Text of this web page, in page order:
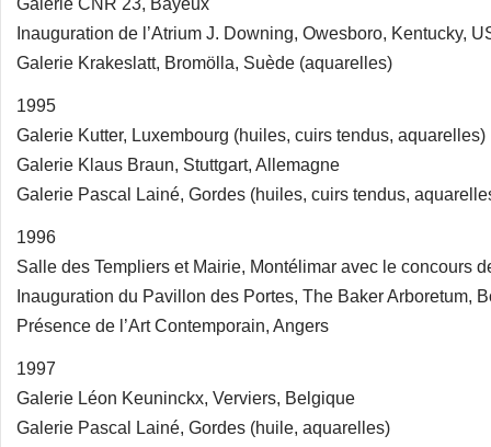
Galerie CNR 23, Bayeux
Inauguration de l’Atrium J. Downing, Owesboro, Kentucky,
Galerie Krakeslatt, Bromölla, Suède (aquarelles)
1995
Galerie Kutter, Luxembourg (huiles, cuirs tendus, aquarelles)
Galerie Klaus Braun, Stuttgart, Allemagne
Galerie Pascal Lainé, Gordes (huiles, cuirs tendus,
1996
Salle des Templiers et Mairie, Montélimar avec le concours
Inauguration du Pavillon des Portes, The Baker Arboretum,
Présence de l’Art Contemporain, Angers
1997
Galerie Léon Keuninckx, Verviers, Belgique
Galerie Pascal Lainé, Gordes (huile, aquarelles)